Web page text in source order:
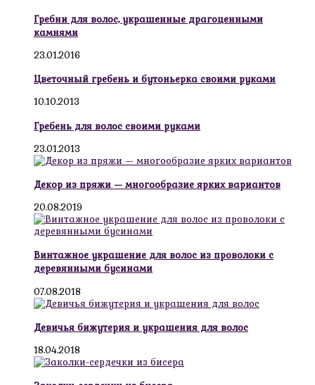
Гребни для волос, украшенные драгоценными
камнями
23.01.2016
Цветочный гребень и бутоньерка своими руками
10.10.2013
Гребень для волос своими руками
23.01.2013
Декор из пряжи — многообразие ярких вариантов
20.08.2019
Винтажное украшение для волос из проволоки с
деревянными бусинами
07.08.2018
Девичья бижутерия и украшения для волос
18.04.2018